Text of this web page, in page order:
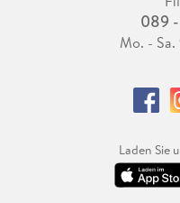
089
Mo. -
Laden Sie